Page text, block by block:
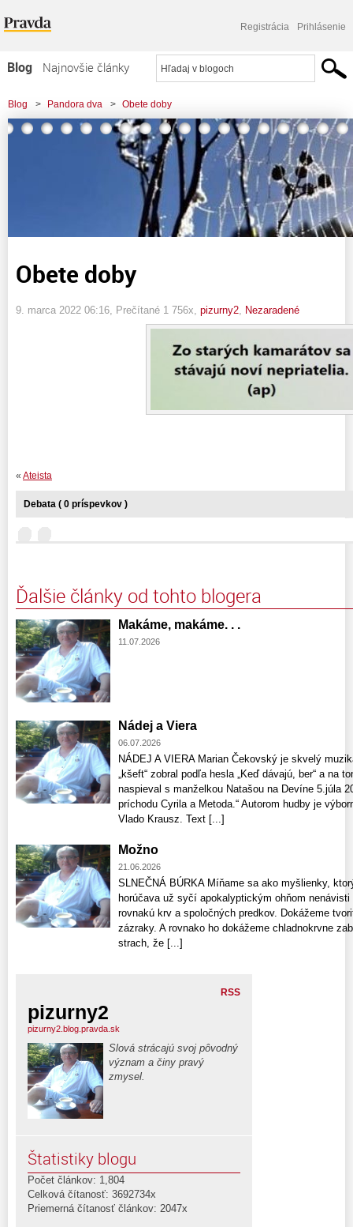
Registrácia Prihlásenie
Blog
Najnovšie články
Najčítanejšie články
Najkomentovanejšie články
Blog > Pandora dva > Obete doby
Obete doby
9. marca 2022 06:16 , Prečítané 1 756x, pizurny2 Nezaradené
« Ateista
Debata ( 0 príspevkov )
Ďalšie články od tohto blogera
Makáme, makáme. . .
11.07.2026
Nádej a Viera
06.07.2026
NÁDEJ A VIERA Marian Čekovský je skvelý
„kšeft“ zobral podľa hesla „Keď dávajú, ber“ a na
naspieval s manželkou Natašou na Devíne 5.júla
príchodu Cyrila a Metoda.“ Autorom hudby je
Vlado Krausz. Text [...]
Možno
21.06.2026
SLNEČNÁ BÚRKA Míňame sa ako myšlienky,
horúčava už syčí apokalyptickým ohňom
rovnakú krv a spoločných predkov. Dokážeme
zázraky. A rovnako ho dokážeme chladnokrvne
strach, že [...]
RSS
pizurny2
pizurny2.blog.pravda.sk
Slová strácajú svoj pôvodný
význam a činy pravý
zmysel.
Štatistiky blogu
Počet článkov: 1,804
Celková čítanosť: 3692734x
Priemerná čítanosť článkov: 2047x